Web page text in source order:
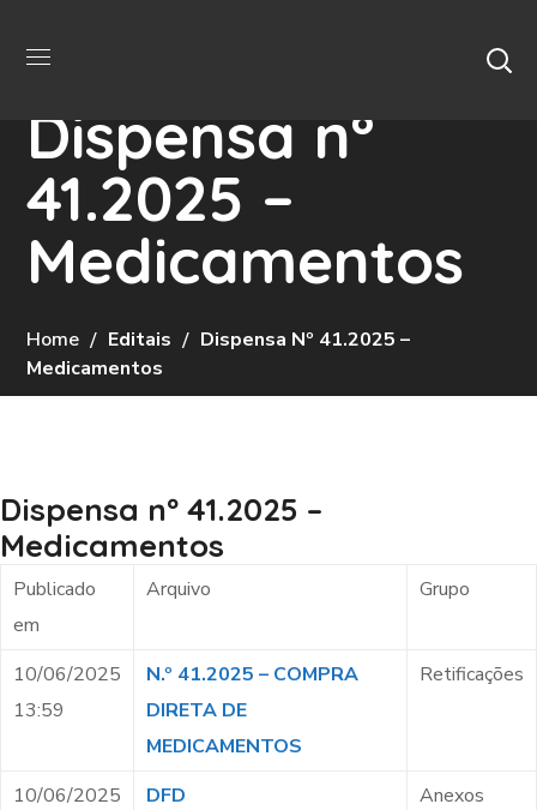
Dispensa nº
41.2025 –
Medicamentos
Home Editais
Dispensa Nº 41.2025 –
Medicamentos
Dispensa nº 41.2025 –
Medicamentos
Publicado
em
Arquivo Grupo
10/06/2025
13:59
N.º 41.2025 – COMPRA
DIRETA DE
MEDICAMENTOS
Retificações
10/06/2025
DFD Anexos